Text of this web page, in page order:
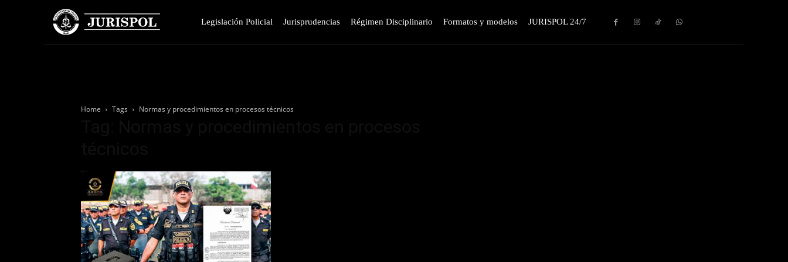
Legislación Policial Jurisprudencias Régimen Disciplinario Formatos y modelos JURISPOL 24/7
Home Tags Normas y procedimientos en procesos técnicos